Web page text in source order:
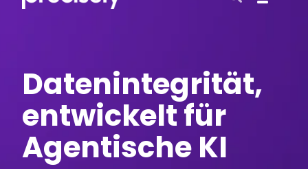
Datenintegrität,
entwickelt für
Agentische KI